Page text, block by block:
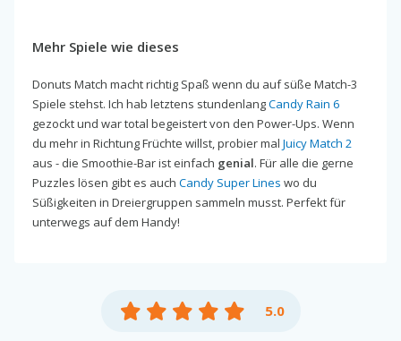
Mehr Spiele wie dieses
Donuts Match macht richtig Spaß wenn du auf süße Match-3
Spiele stehst. Ich hab letztens stundenlangCandy Rain 6
gezockt und war total begeistert von den Power-Ups. Wenn
du mehr in Richtung Früchte willst, probier mal Juicy Match 2
aus - die Smoothie-Bar ist einfach genial. Für alle die gerne
Puzzles lösen gibt es auch Candy Super Lines wo du
Süßigkeiten in Dreiergruppen sammeln musst. Perfekt für
unterwegs auf dem Handy!
5.0